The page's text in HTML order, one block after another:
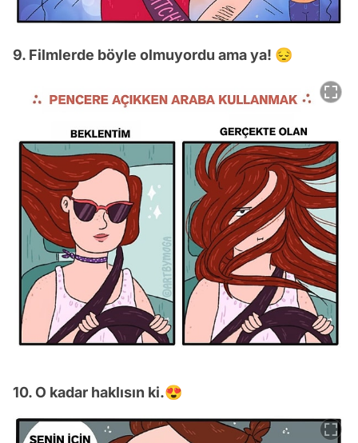
9. Filmlerde böyle olmuyordu ama ya! 😔
10. O kadar haklısın ki.😍